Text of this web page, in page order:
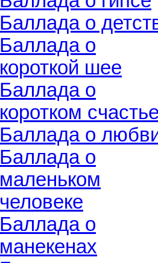
Баллада о
Баллада о
короткой шее
Баллада о
коротком
Баллада о
Баллада о
маленьком
человеке
Баллада о
манекенах